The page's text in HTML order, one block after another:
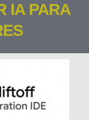
IA PARA